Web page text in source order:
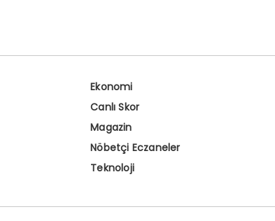
Ekonomi
Canlı Skor
Magazin
Nöbetçi Eczaneler
Teknoloji